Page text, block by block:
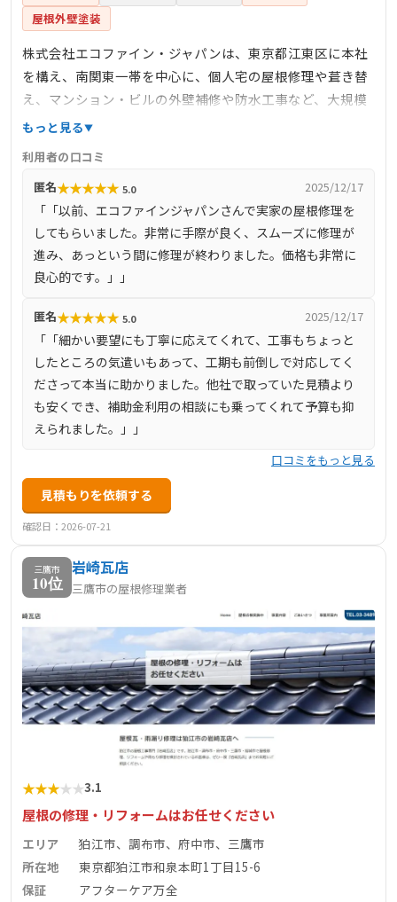
屋根外壁塗装
株式会社エコファイン・ジャパンは、東京都江東区に本社
を構え、南関東一帯を中心に、個人宅の屋根修理や葺き替
え、マンション・ビルの外壁補修や防水工事など、大規模
修繕にも対応している企業です。これまでに600件以上の施
に、火災保険をはじめとした災害保険の適用に関するノウ
ハウを豊富に持ち、台風や大雪などの災害による損傷の場
合、保険金を活用して自己負担なく修理が可能な場合があ
ります。実際に、同社が施工を行ったお客様の約3分の2
は、保険適用によるものでした。
もっと見る
利用者の口コミ
匿名★★★★★ 5.0 2025/12/17
「「以前、エコファインジャパンさんで実家の屋根修理を
してもらいました。非常に手際が良く、スムーズに修理が
進み、あっという間に修理が終わりました。価格も非常に
良心的です。」」
匿名★★★★★ 5.0 2025/12/17
「「細かい要望にも丁寧に応えてくれて、工事もちょっと
したところの気遣いもあって、工期も前倒しで対応してく
ださって本当に助かりました。他社で取っていた見積より
も安くでき、補助金利用の相談にも乗ってくれて予算も抑
えられました。」」
口コミをもっと見る
見積もりを依頼する
確認日：2026-07-21
三鷹市
10位
岩崎瓦店
三鷹市の屋根修理業者
★★★★★3.1
屋根の修理・リフォームはお任せください
エリア
狛江市、調布市、府中市、三鷹市
所在地
東京都狛江市和泉本町1丁目15-6
保証
アフターケア万全